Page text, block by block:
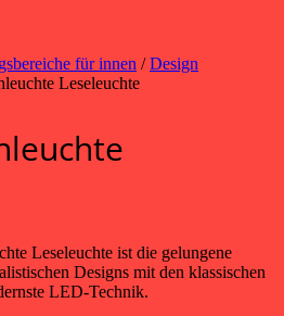
für innen /Design
Leseleuchte
Leseleuchte ist die gelungene
Designs mit den klassischen
LED-Technik.